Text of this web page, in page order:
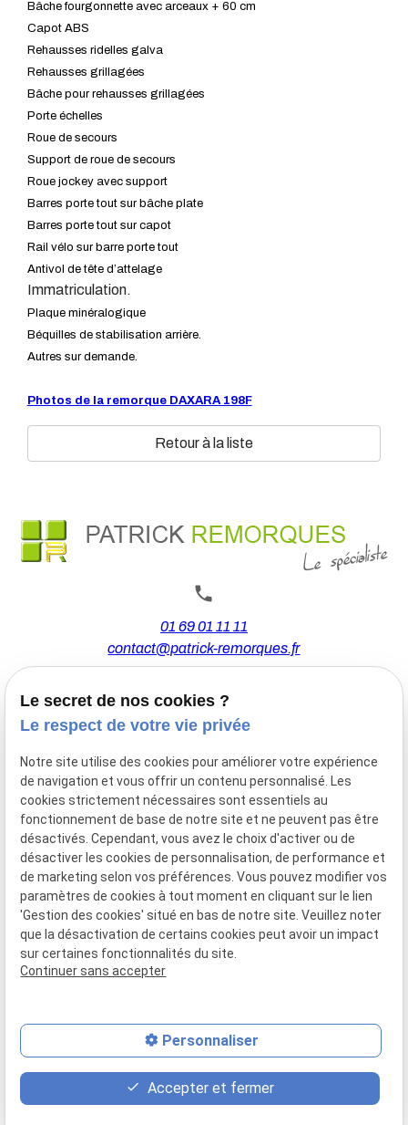
Bâche fourgonnette avec arceaux + 60 cm
Capot ABS
Rehausses ridelles galva
Rehausses grillagées
Bâche pour rehausses grillagées
Porte échelles
Roue de secours
Support de roue de secours
Roue jockey avec support
Barres porte tout sur bâche plate
Barres porte tout sur capot
Rail vélo sur barre porte tout
Antivol de tête d’attelage
Immatriculation.
Plaque minéralogique
Béquilles de stabilisation arrière.
Autres sur demande.
Photos de la remorque DAXARA 198F
Retour à la liste
01 69 01 11 11
contact@patrick-remorques.fr
44 Avenue de la Division Leclerc
91160 BALLAINVILLIERS
Du Mardi au Samedi
De 9h00 à 12h30 et de 13h30 à 18h00
Le Lundi sur rendez-vous.
Mentions
légales
Politique de
confidentialité
Gestion
des
cookies
Plan du
site
Siret :77556328100028
place
Plan d'accès
contact_page
Contact
phone
01 69 01 11 11
Le secret de nos cookies ?
Le respect de votre vie privée
Notre site utilise des cookies pour améliorer votre expérience
de navigation et vous offrir un contenu personnalisé. Les
cookies strictement nécessaires sont essentiels au
fonctionnement de base de notre site et ne peuvent pas être
désactivés. Cependant, vous avez le choix d'activer ou de
désactiver les cookies de personnalisation, de performance et
de marketing selon vos préférences. Vous pouvez modifier vos
paramètres de cookies à tout moment en cliquant sur le lien
'Gestion des cookies' situé en bas de notre site. Veuillez noter
que la désactivation de certains cookies peut avoir un impact
sur certaines fonctionnalités du site.
Continuer sans accepter
Personnaliser
Accepter et fermer